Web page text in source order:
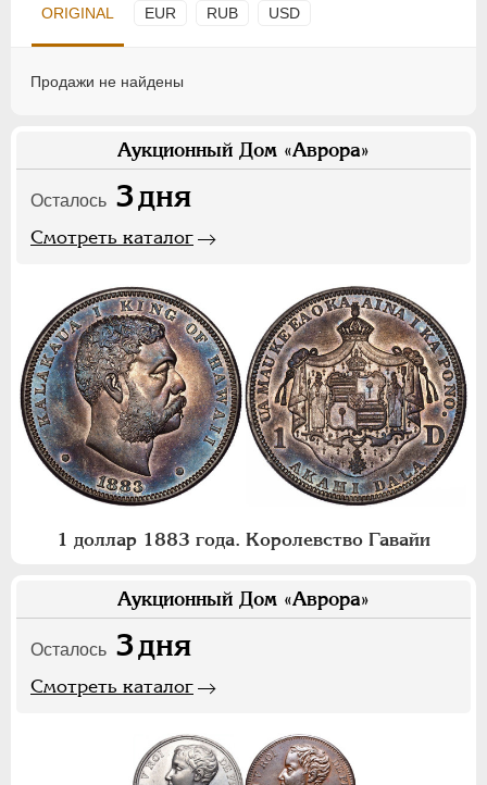
ORIGINAL EUR RUB USD
Продажи не найдены
Аукционный Дом «Аврора»
Осталось 3дня
Смотреть каталог
1 доллар 1883 года. Королевство Гавайи
Аукционный Дом «Аврора»
Осталось 3дня
Смотреть каталог